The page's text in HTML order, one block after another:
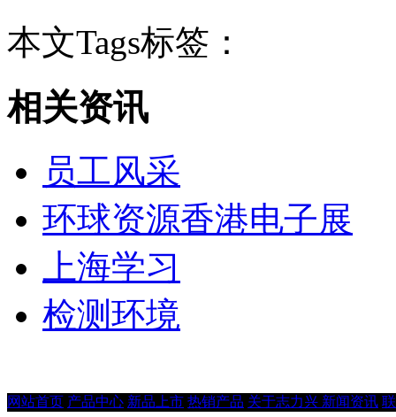
本文Tags标签：
相关资讯
员工风采
环球资源香港电子展
上海学习
检测环境
网站首页 产品中心 新品上市 热销产品 关于志力兴 新闻资讯